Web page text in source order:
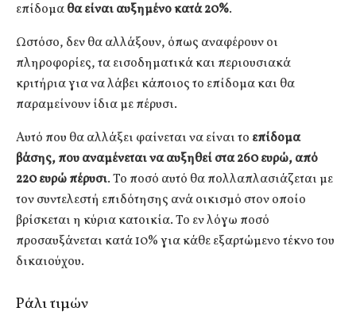
επίδομαθα είναι αυξημένο κατά 20%.
Ωστόσο, δεν θα αλλάξουν, όπως αναφέρουν οι
πληροφορίες, τα εισοδηματικά και περιουσιακά
κριτήρια για να λάβει κάποιος το επίδομα και θα
παραμείνουν ίδια με πέρυσι.
Aυτό που θα αλλάξει φαίνεται να είναι το επίδομα
βάσης, που αναμένεται να αυξηθεί στα 260 ευρώ, από
220 ευρώ πέρυσι. Το ποσό αυτό θα πολλαπλασιάζεται με
τον συντελεστή επιδότησης ανά οικισμό στον οποίο
βρίσκεται η κύρια κατοικία. Το εν λόγω ποσό
προσαυξάνεται κατά 10% για κάθε εξαρτώμενο τέκνο του
δικαιούχου.
Ράλι τιμών